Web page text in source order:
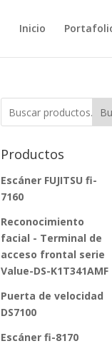
Inicio
Productos
Escáner FUJITSU fi-
7160
Reconocimiento
facial - Terminal de
acceso frontal serie
Value-DS-K1T341AMF
Puerta de velocidad
DS7100
Escáner fi-8170